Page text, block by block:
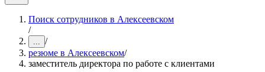
Поиск сотрудников в Алексеевском
/
... /
резюме в Алексеевском/
заместитель директора по работе с клиентами